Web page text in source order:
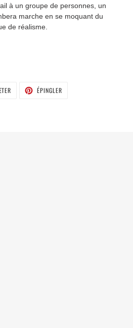
à un groupe de personnes, un
marche en se moquant du
de réalisme.
TWEETER ÉPINGLER